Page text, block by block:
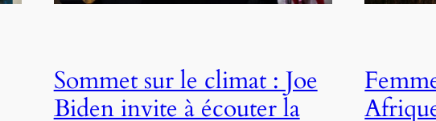
Sommet sur le climat : Joe
Biden invite à écouter la